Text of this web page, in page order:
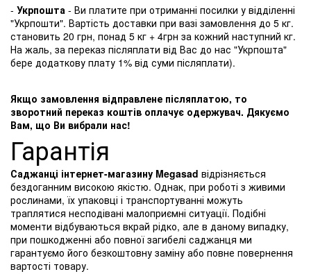
- Укрпошта - Ви платите при отриманні посилки у відділенні
"Укрпошти". Вартість доставки при вазі замовлення до 5 кг.
становить 20 грн, понад 5 кг + 4грн за кожний наступний кг.
На жаль, за переказ післяплати від Вас до нас "Укрпошта"
бере додаткову плату 1% від суми післяплати).
Якщо замовлення відправлене післяплатою, то
зворотний переказ коштів оплачує одержувач. Дякуємо
Вам, що Ви вибрали нас!
Гарантія
Саджанці інтернет-магазину Megasad відрізняється
бездоганним високою якістю. Однак, при роботі з живими
рослинами, їх упаковці і транспортуванні можуть
траплятися несподівані малоприємні ситуації. Подібні
моменти відбуваються вкрай рідко, але в даному випадку,
при пошкодженні або повної загибелі саджанця ми
гарантуємо його безкоштовну заміну або повне повернення
вартості товару.